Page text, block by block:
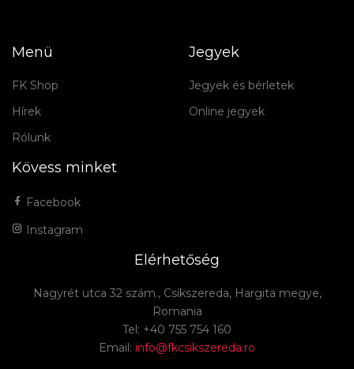
Menü
FK Shop
Hírek
Rólunk
Jegyek
Jegyek és bérletek
Online jegyek
Kövess minket
Facebook
Instagram
Elérhetőség
Nagyrét utca 32 szám., Csíkszereda, Hargita megye,
Romania
Tel: +40 755 754 160
Email: info@fkcsikszereda.ro